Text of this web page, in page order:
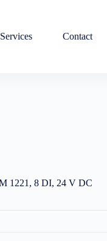
Services Contact
1221, 8 DI, 24 V DC